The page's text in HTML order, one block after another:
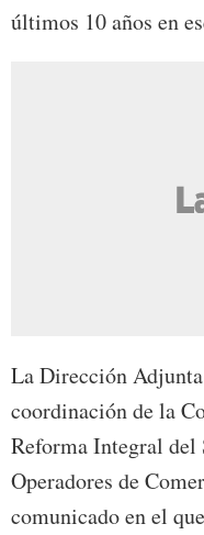
últimos 10 años en
La Dirección
coordinación de la
Reforma Integral del
Operadores de
comunicado en el